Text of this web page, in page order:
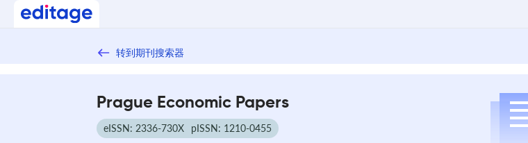
转到期刊搜索器
Prague Economic Papers
eISSN: 2336-730X pISSN: 1210-0455